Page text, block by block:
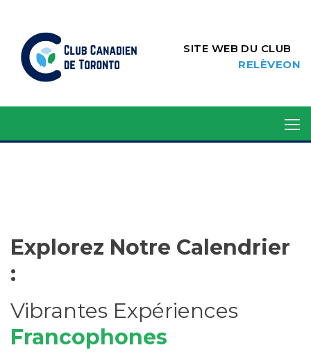
SITE WEB DU CLUB
RELÈVEON
Explorez Notre Calendrier
:
Vibrantes Expériences
Francophones